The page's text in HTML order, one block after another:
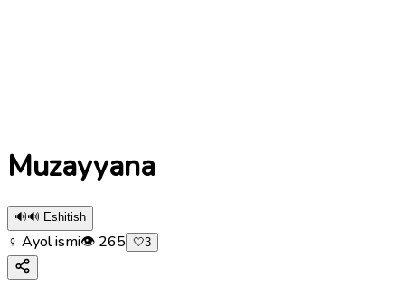
Muzayyana
🔊🔊 Eshitish
♀ Ayol ismi👁 265 🤍3